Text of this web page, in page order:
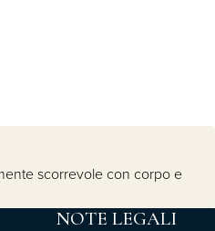
scorrevole con corpo e
NOTE LEGALI